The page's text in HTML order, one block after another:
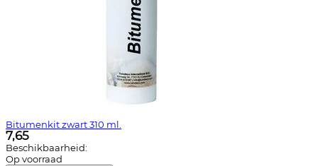
Bitumenkit zwart 310 ml.
7,65
Beschikbaarheid:
Op voorraad